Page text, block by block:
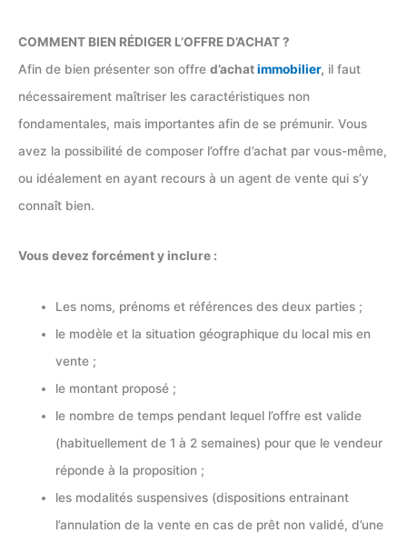
COMMENT BIEN RÉDIGER L’OFFRE D’ACHAT ?
Afin de bien présenter son offre d’achatimmobilier, il faut
nécessairement maîtriser les caractéristiques non
fondamentales, mais importantes afin de se prémunir. Vous
avez la possibilité de composer l’offre d’achat par vous-même,
ou idéalement en ayant recours à un agent de vente qui s’y
connaît bien.
Vous devez forcément y inclure :
Les noms, prénoms et références des deux parties ;
le modèle et la situation géographique du local mis en
vente ;
le montant proposé ;
le nombre de temps pendant lequel l’offre est valide
(habituellement de 1 à 2 semaines) pour que le vendeur
réponde à la proposition ;
les modalités suspensives (dispositions entrainant
l’annulation de la vente en cas de prêt non validé, d’une